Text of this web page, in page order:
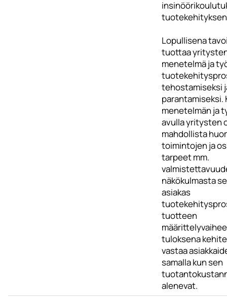
Lopullisena
tuottaa
menetelmä ja
tehostamiseksi
parantamiseksi.
menetelmän ja
avulla yritysten
mahdollista
toimintojen ja
tarpeet mm.
näkökulmasta
asiakas
tuotteen
tuloksena
vastaa
samalla kun sen
alenevat.